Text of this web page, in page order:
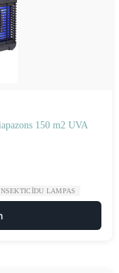
150 m2 UVA
LAMPAS